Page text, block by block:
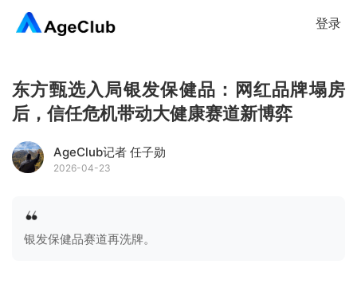
登录
东方甄选入局银发保健品：网红品牌塌房
后，信任危机带动大健康赛道新博弈
AgeClub记者 任子勋
2026-04-23
银发保健品赛道再洗牌。